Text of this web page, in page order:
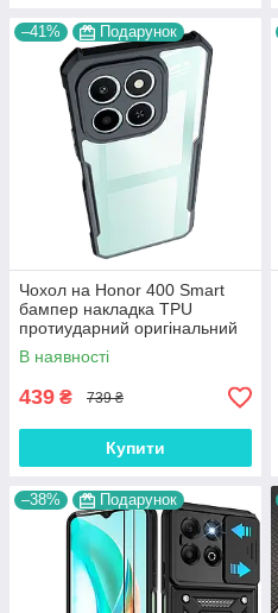
–41% Подарунок
Чохол на Honor 400 Smart
бампер накладка TPU
протиударний оригінальний
NEO-HYBRID
В наявності
439 ₴ 739 ₴
Купити
–38% Подарунок